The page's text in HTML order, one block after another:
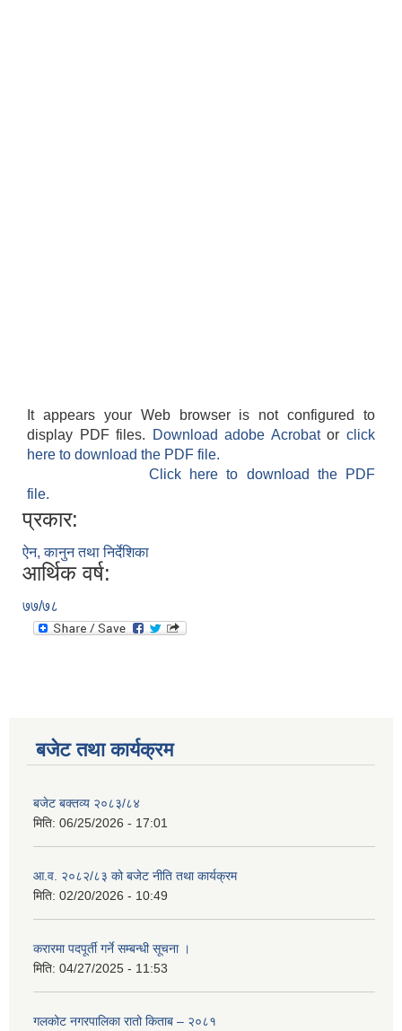
It appears your Web browser is not configured to
display PDF files.
Download adobe Acrobatorclick
here to download the PDF file.
Click here to download the PDF
file.
प्रकार:
ऐन, कानुन तथा निर्देशिका
आर्थिक वर्ष:
७७/७८
बजेट तथा कार्यक्रम
बजेट बक्तव्य २०८३/८४
मिति: 06/25/2026 - 17:01
आ.व. २०८२/८३ को बजेट नीति तथा कार्यक्रम
मिति: 02/20/2026 - 10:49
करारमा पदपूर्ती गर्ने सम्बन्धी सूचना ।
मिति: 04/27/2025 - 11:53
गलकोट नगरपालिका रातो किताब – २०८१